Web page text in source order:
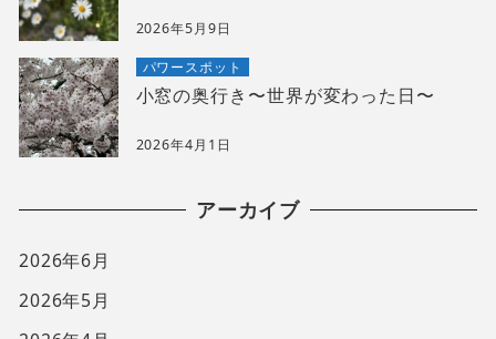
2026年5月9日
パワースポット
小窓の奥行き〜世界が変わった日〜
2026年4月1日
アーカイブ
2026年6月
2026年5月